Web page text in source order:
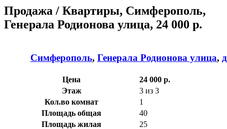
Продажа / Квартиры, Симферополь,
Генерала Родионова улица, 24 000 р.
Симферополь, Генерала Родионова улица,
Цена
24 000 р.
Этаж
3 из 3
Кол.во комнат
1
Площадь общая
40
Площадь жилая
25